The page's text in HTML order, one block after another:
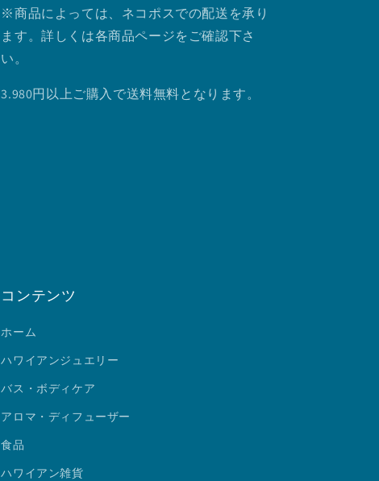
※商品によっては、ネコポスでの配送を承り
ます。詳しくは各商品ページをご確認下さ
い。
3.980円以上ご購入で送料無料となります。
コンテンツ
ホーム
ハワイアンジュエリー
バス・ボディケア
アロマ・ディフューザー
食品
ハワイアン雑貨